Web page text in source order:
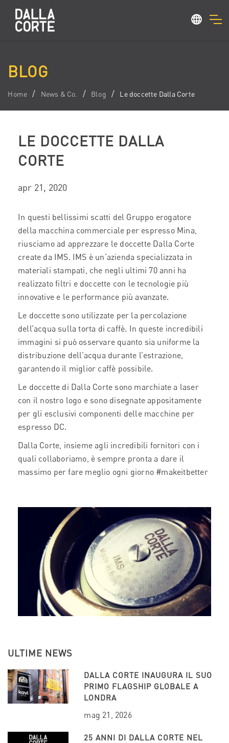
BLOG
Home News & Co. Blog Le doccette Dalla Corte
LE DOCCETTE DALLA
CORTE
apr 21, 2020
In questi bellissimi scatti del Gruppo erogatore
della macchina commerciale per espresso Mina,
riusciamo ad apprezzare le doccette Dalla Corte
create da IMS. IMS è un’azienda specializzata in
materiali stampati, che negli ultimi 70 anni ha
realizzato filtri e doccette con le tecnologie più
innovative e le performance più avanzate.
Le doccette sono utilizzate per la percolazione
dell’acqua sulla torta di caffè. In queste incredibili
immagini si può osservare quanto sia uniforme la
distribuzione dell’acqua durante l’estrazione,
garantendo il miglior caffè possibile.
Le doccette di Dalla Corte sono marchiate a laser
con il nostro logo e sono disegnate appositamente
per gli esclusivi componenti delle macchine per
espresso DC.
Dalla Corte, insieme agli incredibili fornitori con i
quali collaboriamo, è sempre pronta a dare il
massimo per fare meglio ogni giorno #makeitbetter
ULTIME NEWS
DALLA CORTE INAUGURA IL SUO
PRIMO FLAGSHIP GLOBALE A
LONDRA
mag 21, 2026
25 ANNI DI DALLA CORTE NEL